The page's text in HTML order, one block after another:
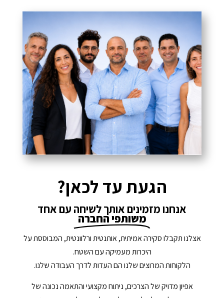
הגעת עד לכאן?
אנחנו מזמינים אותך לשיחה עם אחד
משותפי החברה
אצלנו תקבלו סקירה אמיתית, אותנטית ורלוונטית, המבוססת על
היכרות מעמיקה עם השטח.
הלקוחות המרוצים שלנו הם העדות לדרך העבודה שלנו.
אפיון מדויק של הצרכים, ניתוח מקצועי והתאמה נכונה של